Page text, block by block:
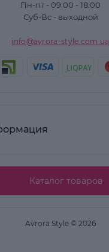
Пн-пт - 09:00 - 18:00
Суб-Вс - выходной
info@avrora-style.com.ua
соглашение
Каталог товаров
Avrora Style © 2026